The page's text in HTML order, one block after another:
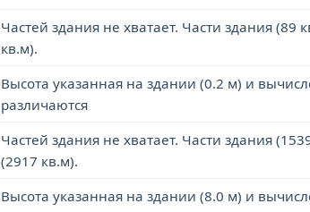
Частей здания не хватает. Части здания (89
кв.м).
Высота указанная на здании (0.2 м) и
различаются
Частей здания не хватает. Части здания
(2917 кв.м).
Высота указанная на здании (8.0 м) и